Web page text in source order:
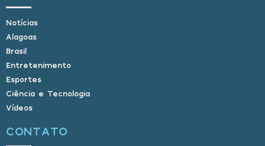
Notícias
Alagoas
Brasil
Entretenimento
Esportes
Ciência e Tecnologia
Vídeos
CONTATO